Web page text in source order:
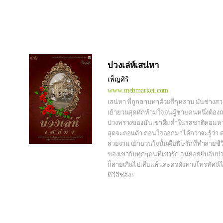
บ่วงเล่ห์เสน่หา
เพ็ญศิริ
www.mebmarket.com
เสน่หา ที่ถูกฉาบทาด้วยสีกุหลาบ มันช่างส
เย้ายวนสุดหักห้ามใจจนผู้ชายคนหนึ่งต้อง
บ่วงพรางของมันเขาดื่มด่ำในรสชาติหอมห
สุดจะถอนตัว ถอนใจออกมาได้กว่าจะรู้ว่า
สวยงาม เย้ายวนใจนั้นคือพิษรักที่ทำลายชี
ของเขากับทุกๆคนที่เขารัก จนย่อยยับอับป
ก็สายเกินไปเสียแล้ว.ละครดังทางโทรทัศน์
ทีวีสีช่อง3